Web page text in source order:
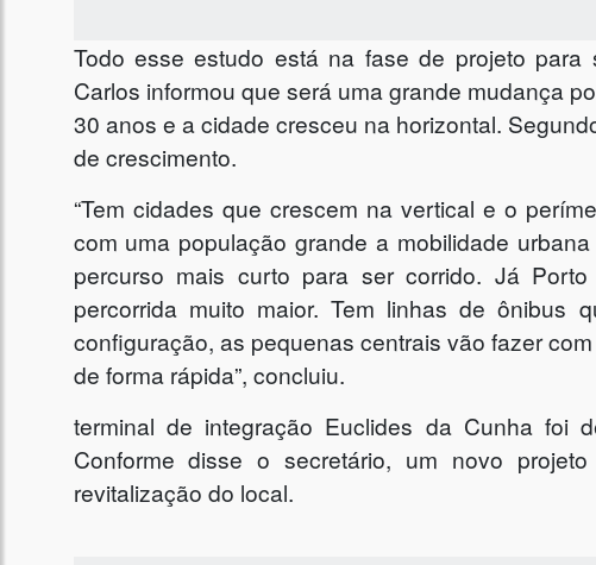
Todo esse estudo está na fase de projeto
Carlos informou que será uma grande mudança
30 anos e a cidade cresceu na horizontal.
de crescimento.
“Tem cidades que crescem na vertical e o
com uma população grande a mobilidade
percurso mais curto para ser corrido. Já
percorrida muito maior. Tem linhas de ônibus
configuração, as pequenas centrais vão fazer
de forma rápida”, concluiu.
terminal de integração Euclides da Cunha foi
Conforme disse o secretário, um novo
revitalização do local.